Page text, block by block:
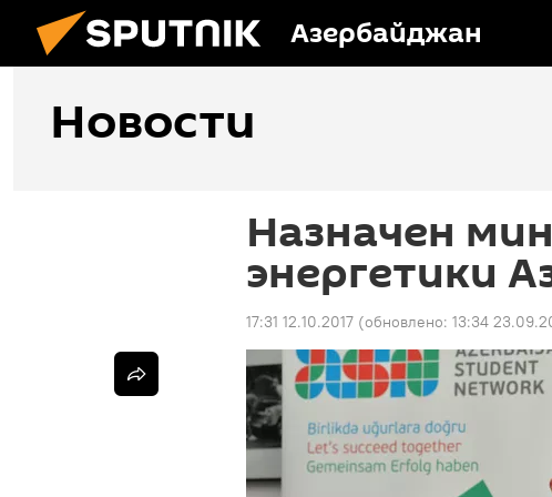
Азербайджан
Новости
Назначен
энергетики
17:31 12.10.2017 (обновлено: 13:34